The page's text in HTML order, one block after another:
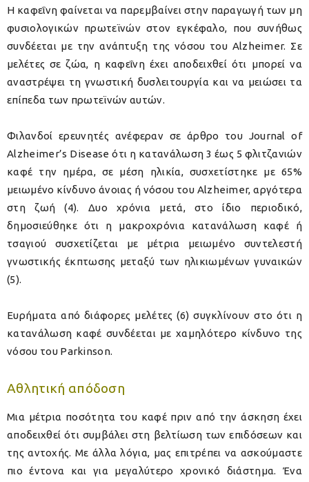
Η καφεΐνη φαίνεται να παρεμβαίνει στην παραγωγή των μη
φυσιολογικών πρωτεϊνών στον εγκέφαλο, που συνήθως
συνδέεται με την ανάπτυξη της νόσου του Alzheimer. Σε
μελέτες σε ζώα, η καφεΐνη έχει αποδειχθεί ότι μπορεί να
αναστρέψει τη γνωστική δυσλειτουργία και να μειώσει τα
επίπεδα των πρωτεϊνών αυτών.
Φιλανδοί ερευνητές ανέφεραν σε άρθρο του Journal of
Alzheimer’s Disease ότι η κατανάλωση 3 έως 5 φλιτζανιών
καφέ την ημέρα, σε μέση ηλικία, συσχετίστηκε με 65%
μειωμένο κίνδυνο άνοιας ή νόσου του Alzheimer, αργότερα
στη ζωή (4). Δυο χρόνια μετά, στο ίδιο περιοδικό,
δημοσιεύθηκε ότι η μακροχρόνια κατανάλωση καφέ ή
τσαγιού συσχετίζεται με μέτρια μειωμένο συντελεστή
γνωστικής έκπτωσης μεταξύ των ηλικιωμένων γυναικών
(5).
Ευρήματα από διάφορες μελέτες (6) συγκλίνουν στο ότι η
κατανάλωση καφέ συνδέεται με χαμηλότερο κίνδυνο της
νόσου του Parkinson.
Αθλητική απόδοση
Μια μέτρια ποσότητα του καφέ πριν από την άσκηση έχει
αποδειχθεί ότι συμβάλει στη βελτίωση των επιδόσεων και
της αντοχής. Με άλλα λόγια, μας επιτρέπει να ασκούμαστε
πιο έντονα και για μεγαλύτερο χρονικό διάστημα. Ένα